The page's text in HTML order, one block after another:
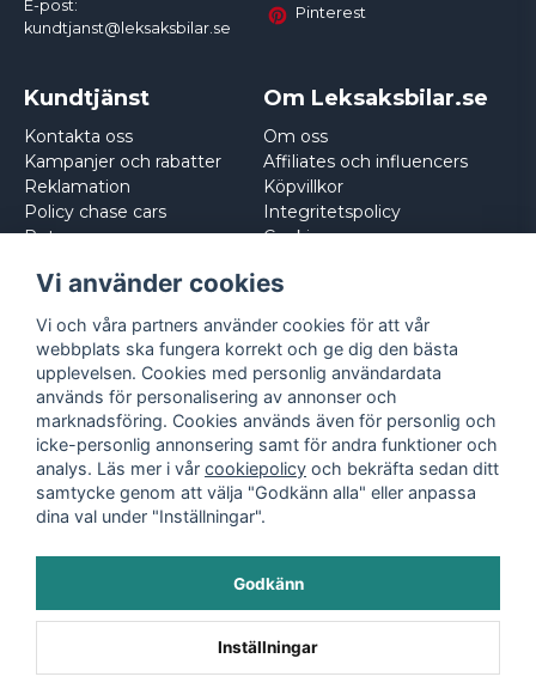
E-post:
kundtjanst@leksaksbilar.se
Pinterest
Kundtjänst
Kontakta oss
Kampanjer och rabatter
Reklamation
Policy chase cars
Returnera
Om Leksaksbilar.se
Om oss
Affiliates och influencers
Köpvillkor
Integritetspolicy
Cookies
Vi använder cookies
Vi och våra partners använder cookies för att vår
webbplats ska fungera korrekt och ge dig den bästa
upplevelsen. Cookies med personlig användardata
används för personalisering av annonser och
marknadsföring. Cookies används även för personlig och
icke-personlig annonsering samt för andra funktioner och
analys. Läs mer i vår cookiepolicy och bekräfta sedan ditt
samtycke genom att välja "Godkänn alla" eller anpassa
dina val under "Inställningar".
Godkänn
Inställningar